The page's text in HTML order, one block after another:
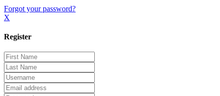
Forgot your password?
X
Register